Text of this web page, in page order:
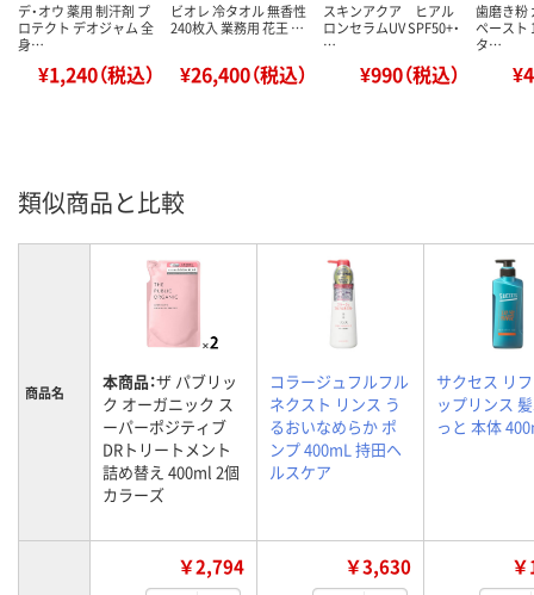
デ・オウ 薬用 制汗剤 プ
ロテクト デオジャム 全
身…
¥1,240（税込）
ビオレ 冷タオル 無香性
240枚入 業務用 花王 …
¥26,400（税込）
スキンアクア ヒアル
ロンセラムUV SPF50+・
…
¥990（税込）
歯磨き粉
ペースト
タ…
類似商品と比較
商品名 本商品：ザ パブリッ
ク オーガニック ス
ーパーポジティブ
DRトリートメント
詰め替え 400ml 2個
カラーズ
コラージュフルフル
ネクスト リンス う
るおいなめらか ポ
ンプ 400mL 持田ヘ
ルスケア
サクセス リ
ップリンス
っと 本体
￥2,794 ￥3,630